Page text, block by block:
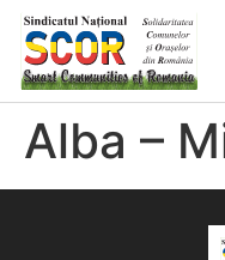
Alba –